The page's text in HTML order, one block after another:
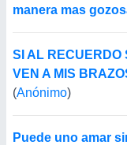
manera mas
SI AL RECUERDO
VEN A MIS
(Anónimo)
Puede uno amar